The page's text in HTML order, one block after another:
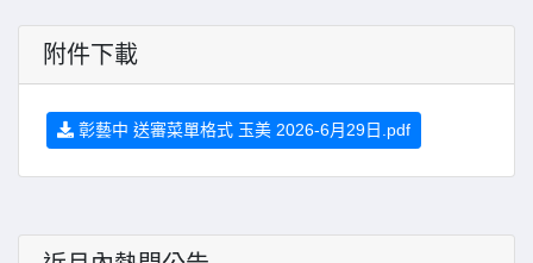
附件下載
彰藝中 送審菜單格式 玉美 2026-6月29日.pdf